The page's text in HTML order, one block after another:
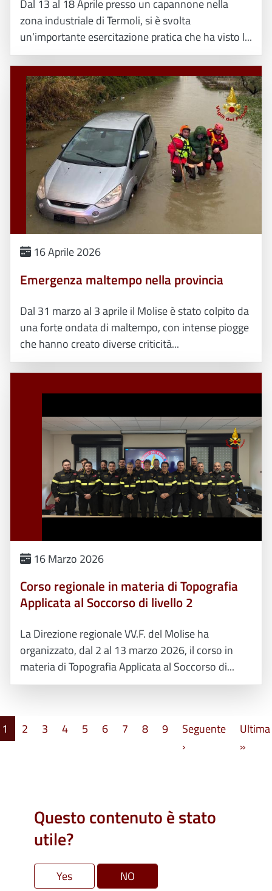
Dal 13 al 18 Aprile presso un capannone nella
zona industriale di Termoli, si è svolta
un’importante esercitazione pratica che ha visto l...
16 Aprile 2026
Emergenza maltempo nella provincia
Dal 31 marzo al 3 aprile il Molise è stato colpito da
una forte ondata di maltempo, con intense piogge
che hanno creato diverse criticità...
16 Marzo 2026
Corso regionale in materia di Topografia
Applicata al Soccorso di livello 2
La Direzione regionale VV.F. del Molise ha
organizzato, dal 2 al 13 marzo 2026, il corso in
materia di Topografia Applicata al Soccorso di...
Paginazione
1 2 3 4 5 6 7 8 9
Seguente
›Pagina successiva
Ultima
»
Questo contenuto è stato
utile?